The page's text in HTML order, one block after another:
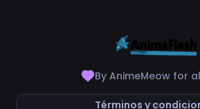
By AnimeMeow for
Términos y